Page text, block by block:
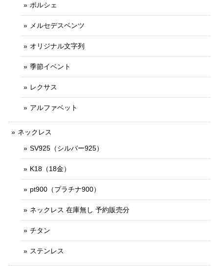
ポルシェ
メルセデスベンツ
オリジナル文字列
季節イベント
レクサス
アルファベット
ネックレス
SV925（シルバー925）
K18（18金）
pt900（プラチナ900）
ネックレス 在庫無し 予約販売分
チタン
ステンレス